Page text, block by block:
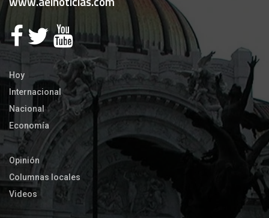
Hoy
Internacional
Nacional
Economía
Opinión
Columnas locales
Videos